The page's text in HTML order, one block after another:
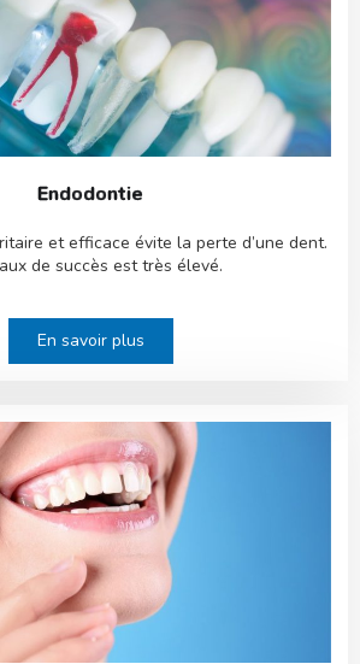
Endodontie
et efficace évite la perte d’une dent.
de succès est très élevé.
En savoir plus